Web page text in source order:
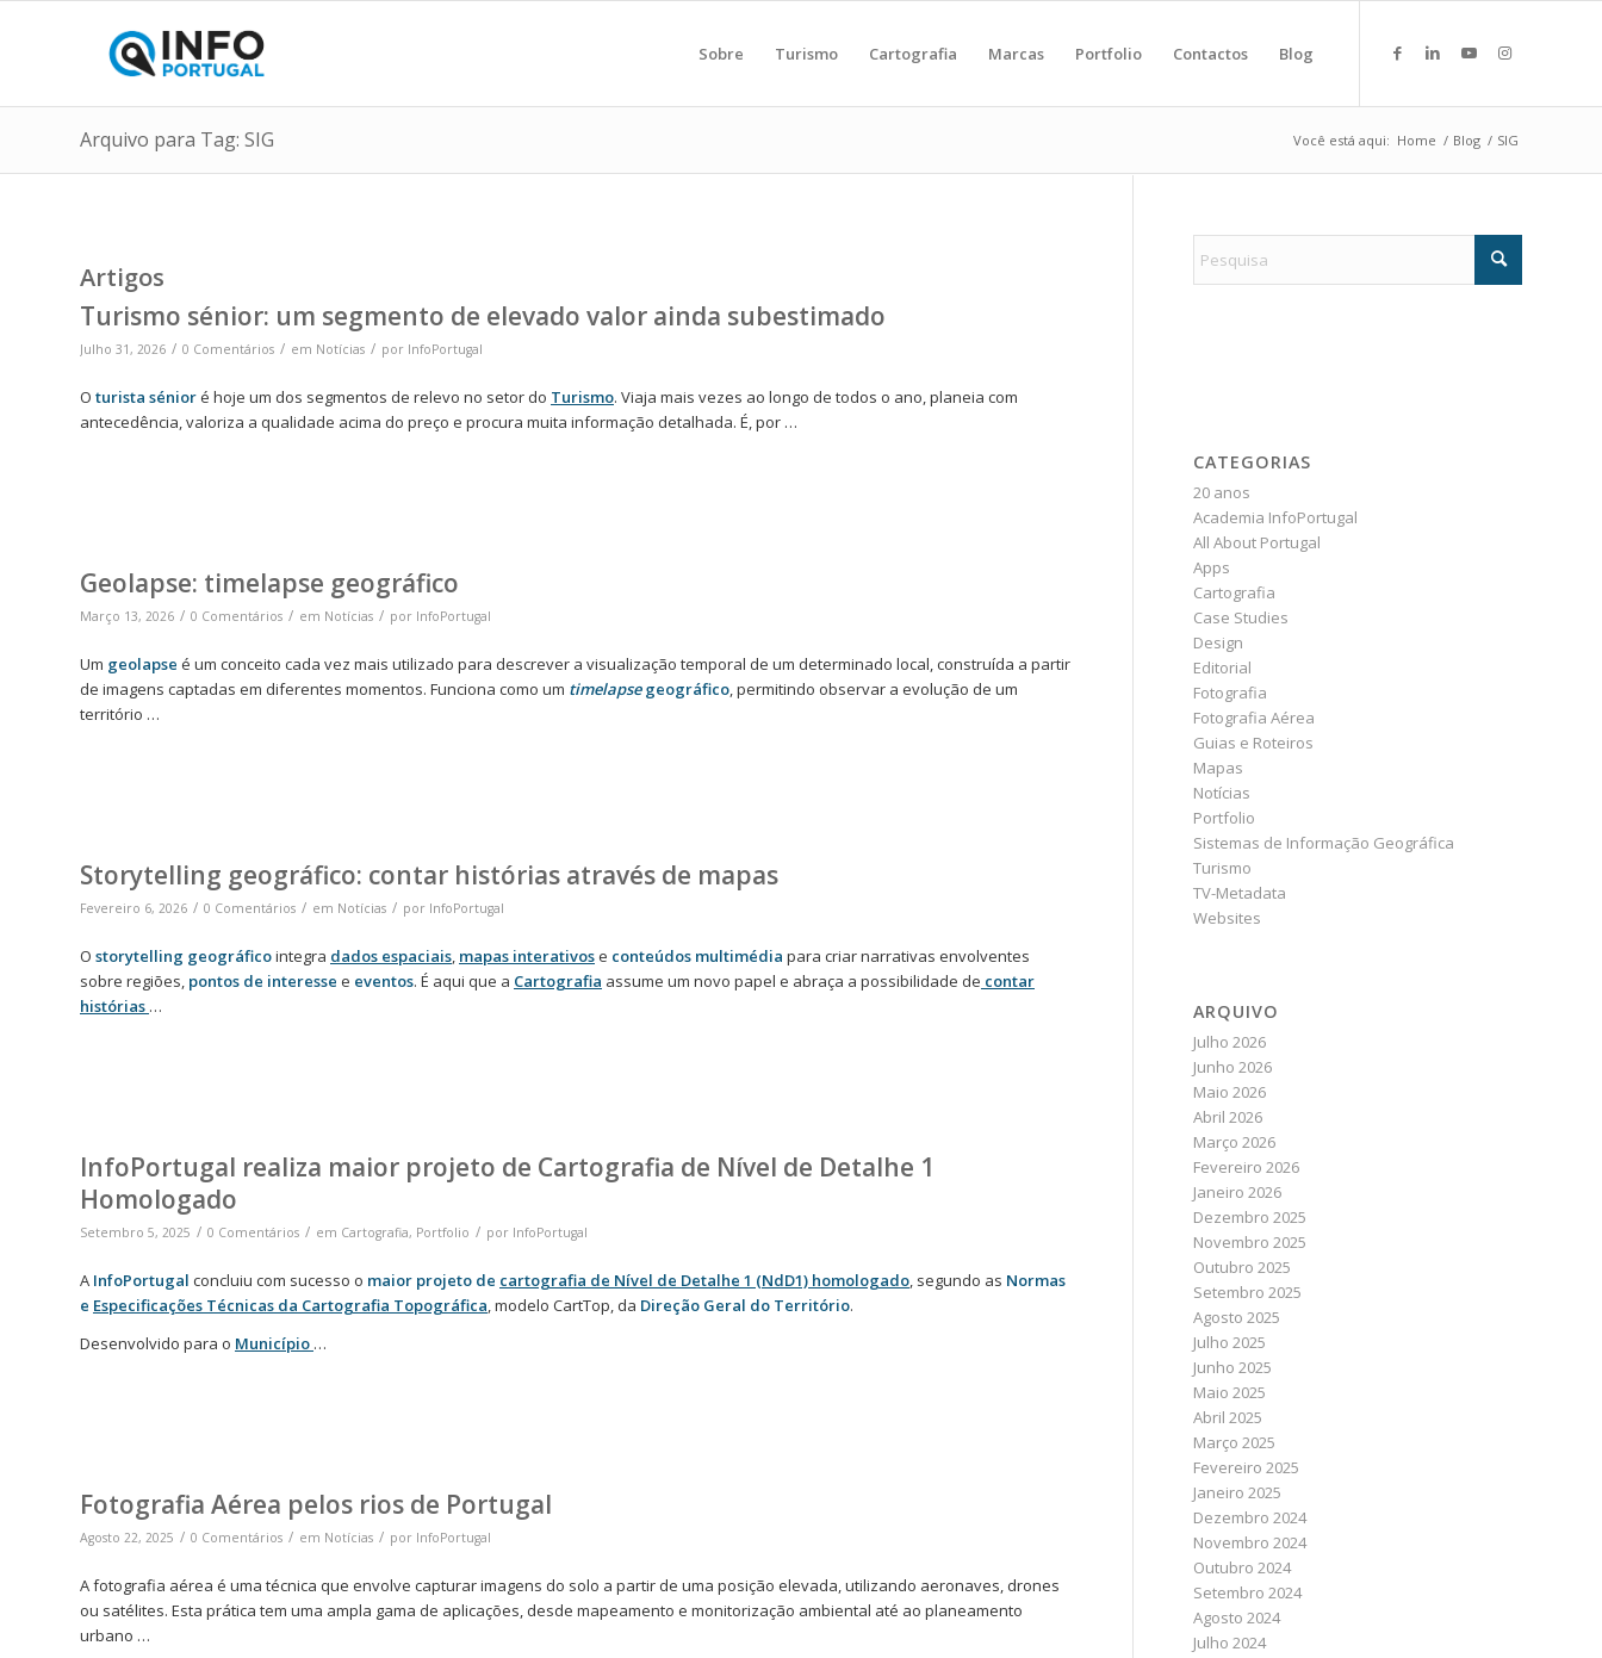
Sobre Turismo Cartografia Marcas Portfolio Contactos Blog
Arquivo para Tag: SIG Você está aqui: Home / Blog / SIG
Artigos
Turismo sénior: um segmento de elevado valor ainda subestimado
Julho 31, 2026 / 0 Comentários / em Notícias / por InfoPortugal
O turista sénioré hoje um dos segmentos de relevo no setor do Turismo. Viaja mais vezes ao longo de todos o ano, planeia com
antecedência, valoriza a qualidade acima do preço e procura muita informação detalhada. É, por …
Geolapse: timelapse geográfico
Março 13, 2026 / 0 Comentários / em Notícias / por InfoPortugal
Um geolapse é um conceito cada vez mais utilizado para descrever a visualização temporal de um determinado local, construída a partir
de imagens captadas em diferentes momentos. Funciona como um timelapsegeográfico, permitindo observar a evolução de um
território …
Storytelling geográfico: contar histórias através de mapas
Fevereiro 6, 2026 / 0 Comentários / em Notícias / por InfoPortugal
O storytelling geográficointegra dados espaciais, mapas interativose conteúdos multimédia para criar narrativas envolventes
sobre regiões, pontos de interesse e eventos. É aqui que a Cartografia assume um novo papel e abraça a possibilidade de contar
histórias …
InfoPortugal realiza maior projeto de Cartografia de Nível de Detalhe 1
Homologado
Setembro 5, 2025 / 0 Comentários / em Cartografia, Portfolio / por InfoPortugal
A InfoPortugal concluiu com sucesso o maior projeto de cartografia de Nível de Detalhe 1 (NdD1) homologado, segundo as Normas
e Especificações Técnicas da Cartografia Topográfica, modelo CartTop, da Direção Geral do Território.
Desenvolvido para o Município …
Fotografia Aérea pelos rios de Portugal
Agosto 22, 2025 / 0 Comentários / em Notícias / por InfoPortugal
A fotografia aérea é uma técnica que envolve capturar imagens do solo a partir de uma posição elevada, utilizando aeronaves, drones
ou satélites. Esta prática tem uma ampla gama de aplicações, desde mapeamento e monitorização ambiental até ao planeamento
urbano …
CATEGORIAS
20 anos
Academia InfoPortugal
All About Portugal
Apps
Cartografia
Case Studies
Design
Editorial
Fotografia
Fotografia Aérea
Guias e Roteiros
Mapas
Notícias
Portfolio
Sistemas de Informação Geográfica
Turismo
TV-Metadata
Websites
ARQUIVO
Julho 2026
Junho 2026
Maio 2026
Abril 2026
Março 2026
Fevereiro 2026
Janeiro 2026
Dezembro 2025
Novembro 2025
Outubro 2025
Setembro 2025
Agosto 2025
Julho 2025
Junho 2025
Maio 2025
Abril 2025
Março 2025
Fevereiro 2025
Janeiro 2025
Dezembro 2024
Novembro 2024
Outubro 2024
Setembro 2024
Agosto 2024
Julho 2024